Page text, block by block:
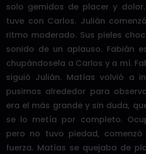
solo gemidos de placer y
tuve con Carlos. Julián
ritmo moderado. Sus pieles
sonido de un aplauso. Fabián
chupándosela a Carlos y a mí.
siguió Julián. Matías volvió a
pusimos alrededor para
era el más grande y sin duda,
se lo metía por completo.
pero no tuvo piedad,
fuerza. Matías se quejaba de